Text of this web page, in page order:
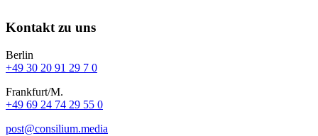
Kontakt zu uns
Berlin
+49 30 20 91 29 7 0
Frankfurt/M.
+49 69 24 74 29 55 0
post@consilium.media